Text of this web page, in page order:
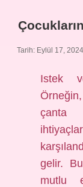
Tarih: Eylül 17, 2024
Istek
gelir.
mutlu